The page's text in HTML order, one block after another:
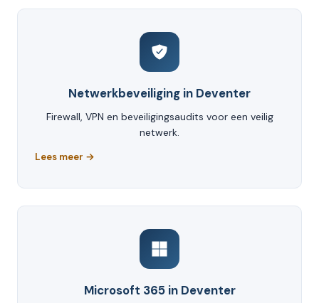
Netwerkbeveiliging in Deventer
Firewall, VPN en beveiligingsaudits voor een veilig
netwerk.
Lees meer →
Microsoft 365 in Deventer